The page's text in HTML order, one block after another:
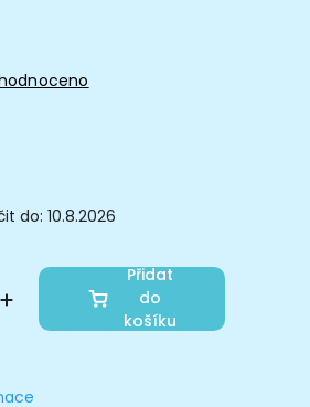
do: 10.8.2026
Přidat
do
košíku